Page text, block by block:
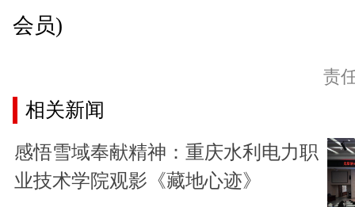
会员)
责
相关新闻
感悟雪域奉献精神：重庆水利电力职
业技术学院观影《藏地心迹》